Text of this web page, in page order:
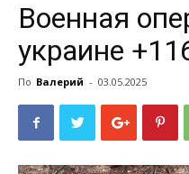
Военная
украине
По Валерий - 03.05.2025